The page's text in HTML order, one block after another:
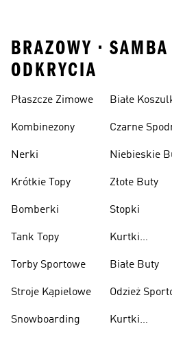
BRAZOWY •
ODKRYCIA
Płaszcze Zimowe
Kombinezony
Nerki
Krótkie Topy
Bomberki
Tank Topy
Torby Sportowe
Stroje Kąpielowe
Snowboarding
Białe
Czarne
Niebieskie
Złote Buty
Stopki
Kurtki
Białe Buty
Odzież
Kurtki